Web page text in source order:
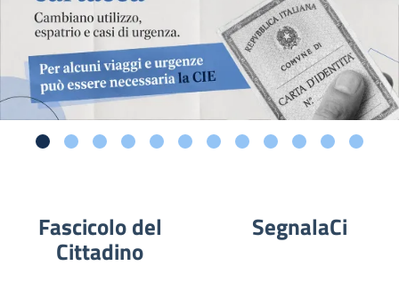
Fascicolo del
Cittadino
SegnalaCi